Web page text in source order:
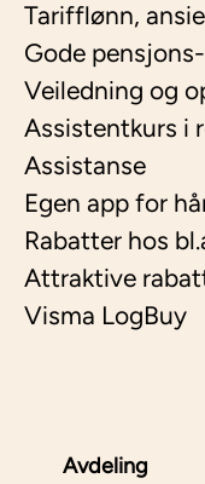
Tarifflønn,
Gode
Veiledning og
Assistentkurs i
Assistanse
Egen app for
Rabatter hos
Attraktive
Visma LogBuy
Avdeling